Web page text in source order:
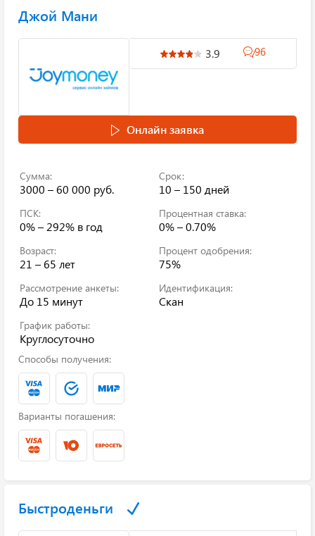
Джой Мани
3.9 96
Онлайн заявка
Сумма:
3000 – 60 000 руб.
Срок:
10 – 150 дней
ПСК:
0% – 292% в год
Процентная ставка:
0% – 0.70%
Возраст:
21 – 65 лет
Процент одобрения:
75%
Рассмотрение анкеты:
До 15 минут
Идентификация:
Скан
График работы:
Круглосуточно
Способы получения:
Варианты погашения:
Быстроденьги